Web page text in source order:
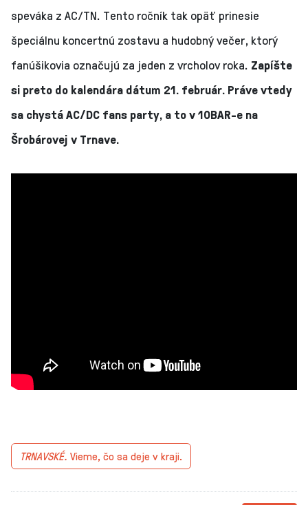
speváka z AC/TN. Tento ročník tak opäť prinesie
špeciálnu koncertnú zostavu a hudobný večer, ktorý
fanúšikovia označujú za jeden z vrcholov roka. Zapíšte
si preto do kalendára dátum 21. február. Práve vtedy
sa chystá AC/DC fans party, a to v 10BAR-e na
Šrobárovej v Trnave.
TRNAVSKÉ. Vieme, čo sa deje v kraji.